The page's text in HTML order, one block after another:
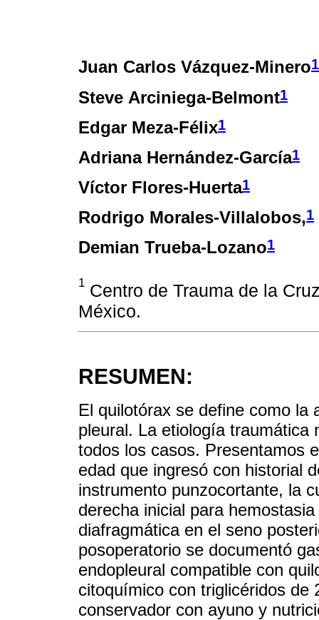
Juan Carlos Vázquez-Minero1
Steve Arciniega-Belmont1
Edgar Meza-Félix1
Adriana Hernández-García1
Víctor Flores-Huerta1
Rodrigo Morales-Villalobos,1
Demian Trueba-Lozano1
1 Centro de Trauma de la
México.
RESUMEN:
El quilotórax se define como la
pleural. La etiología traumática
todos los casos. Presentamos
edad que ingresó con historial
instrumento punzocortante, la
derecha inicial para
diafragmática en el seno
posoperatorio se documentó
endopleural compatible con
citoquímico con triglicéridos de
conservador con ayuno y